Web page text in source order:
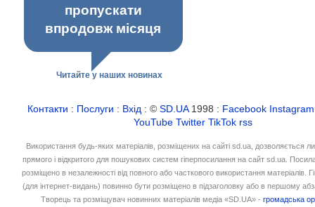
пропускати
впродовж місяця
Читайте у наших новинах
Контакти : Послуги : Вхід : ©SD.UA1998 : Facebook Instagram
YouTube Twitter TikTok rss
Використання будь-яких матеріалів, розміщених на сайті sd.ua, дозволяється
прямого і відкритого для пошукових систем гіперпосилання на сайт sd.ua.
розміщено в незалежності від повного або часткового використання матеріалів.
(для інтернет-видань) повинно бути розміщено в підзаголовку або в першому
Творець та розміщувач новинних матеріалів медіа «SD.UA» -громадська